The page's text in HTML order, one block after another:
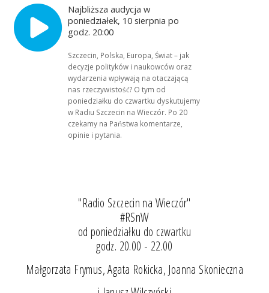
Najbliższa audycja w
poniedziałek, 10 sierpnia po
godz. 20:00
Szczecin, Polska, Europa, Świat – jak
decyzje polityków i naukowców oraz
wydarzenia wpływają na otaczającą
nas rzeczywistość? O tym od
poniedziałku do czwartku dyskutujemy
w Radiu Szczecin na Wieczór. Po 20
czekamy na Państwa komentarze,
opinie i pytania.
"Radio Szczecin na Wieczór"
#RSnW
od poniedziałku do czwartku
godz. 20.00 - 22.00
Małgorzata Frymus, Agata Rokicka, Joanna Skonieczna